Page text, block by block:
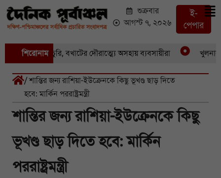
শুক্রবার
আগস্ট ৭, ২০২৬
ই-
পেপার
শিরোনাম
পর একচুরি, বখাটের দৌরাত্ম্যে অসহায় ব্যবসায়ীরা খুলনার
/ শান্তির জন্য রাশিয়া-ইউক্রেনকে কিছু ভূখণ্ড ছাড় দিতে
হবে: মার্কিন পররাষ্ট্রমন্ত্রী
শান্তির জন্য রাশিয়া-ইউক্রেনকে কিছু
ভূখণ্ড ছাড় দিতে হবে: মার্কিন
পররাষ্ট্রমন্ত্রী